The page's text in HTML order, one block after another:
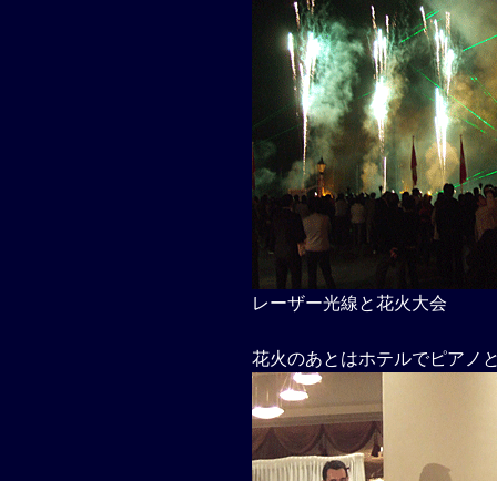
レーザー光線と花火大会
花火のあとはホテルでピアノ